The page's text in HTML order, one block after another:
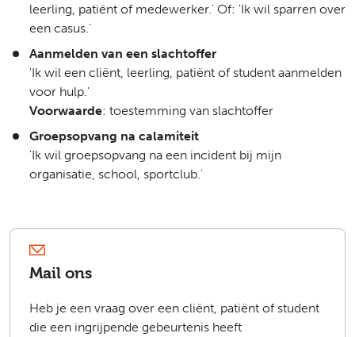
leerling, patiënt of medewerker.' Of: 'Ik wil sparren over
een casus.'
Aanmelden van een slachtoffer
'Ik wil een cliënt, leerling, patiënt of student aanmelden
voor hulp.'
Voorwaarde: toestemming van slachtoffer
Groepsopvang na calamiteit
'Ik wil groepsopvang na een incident bij mijn
organisatie, school, sportclub.'
Mail ons
Heb je een vraag over een cliënt, patiënt of student
die een ingrijpende gebeurtenis heeft